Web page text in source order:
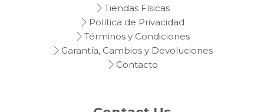
Tiendas Físicas
Política de Privacidad
Términos y Condiciones
Garantía, Cambios y Devoluciones
Contacto